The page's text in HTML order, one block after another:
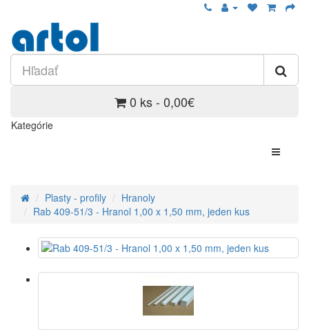
0 ks - 0,00€
Kategórie
Plasty - profily
Hranoly
Rab 409-51/3 - Hranol 1,00 x 1,50 mm, jeden kus